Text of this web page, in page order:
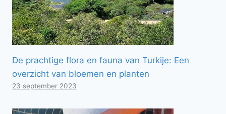
De prachtige flora en fauna van Turkije: Een
overzicht van bloemen en planten
23 september 2023